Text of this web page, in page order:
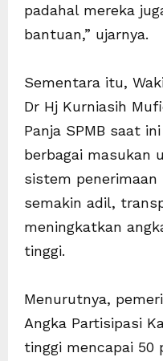
padahal mereka
bantuan,” ujarnya.
Sementara itu,
Dr Hj Kurniasih
Panja SPMB saat
berbagai masukan
sistem penerimaan
semakin adil,
meningkatkan
tinggi.
Menurutnya,
Angka Partisipasi
tinggi mencapai 50